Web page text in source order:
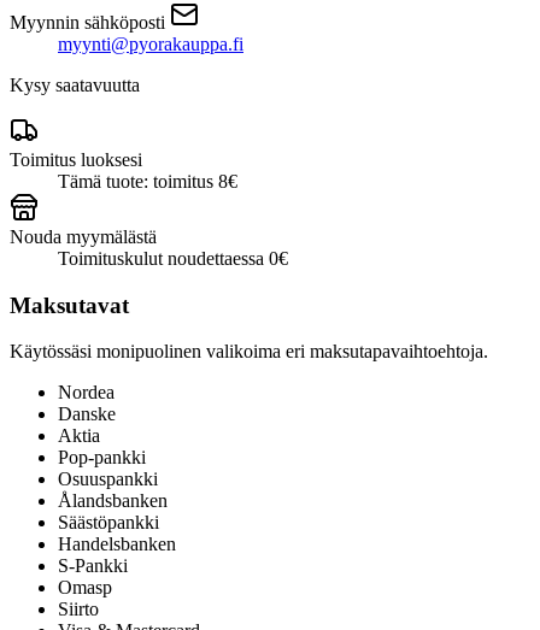
Myynnin sähköposti
myynti@pyorakauppa.fi
Kysy saatavuutta
Toimitus luoksesi
Tämä tuote: toimitus 8€
Nouda myymälästä
Toimituskulut noudettaessa 0€
Maksutavat
Käytössäsi monipuolinen valikoima eri maksutapavaihtoehtoja.
Nordea
Danske
Aktia
Pop-pankki
Osuuspankki
Ålandsbanken
Säästöpankki
Handelsbanken
S-Pankki
Omasp
Siirto